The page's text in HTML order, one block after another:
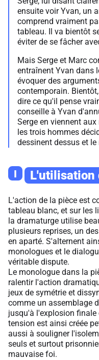
ensuite voir Yvan, un
comprend vraiment
tableau. Il va bientôt
éviter de se fâcher
Mais Serge et Marc
entraînent Yvan dans
évoquer des
contemporain.
dire ce qu'il pense
conseille à Yvan
Serge en viennent
les trois hommes
dessinent dessus et
I L'utilisation
L'action de la pièce est
tableau blanc, et sur les
la dramaturge utilise
plusieurs reprises, un
en aparté. S'alternent
monologues et le
véritable dispute.
Le monologue dans la
ralentir l'action
jeux de symétrie et
comme un assemblage
jusqu'à l'explosion
tension est ainsi créée
aussi à souligner
seuls et surtout
mauvaise foi.